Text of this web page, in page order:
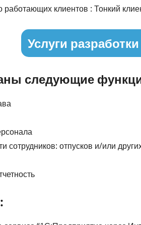
клиентов : Тонкий
Услуги
следующие
сотрудников: отпусков и/или